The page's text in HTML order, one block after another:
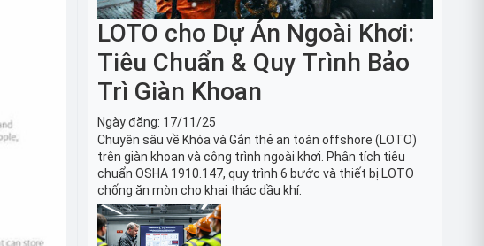
LOTO cho Dự Án Ngoài Khơi:
Tiêu Chuẩn & Quy Trình Bảo
Trì Giàn Khoan
Ngày đăng: 17/11/25
Chuyên sâu về Khóa và Gắn thẻ an toàn offshore (LOTO)
trên giàn khoan và công trình ngoài khơi. Phân tích tiêu
chuẩn OSHA 1910.147, quy trình 6 bước và thiết bị LOTO
chống ăn mòn cho khai thác dầu khí.